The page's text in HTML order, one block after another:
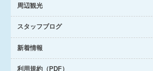
周辺観光
スタッフブログ
新着情報
利用規約（PDF）